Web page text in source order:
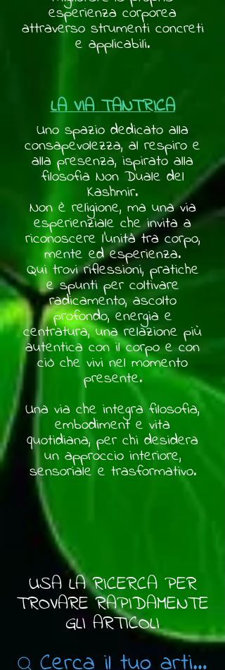
esperienza corporea
attraverso strumenti concreti
e applicabili.
LA VIA TANTRICA
Uno spazio dedicato alla
consapevolezza, al respiro e
alla presenza, ispirato alla
filosofia Non Duale del
Kashmir.
Non è religione, ma una via
esperienziale che invita a
riconoscere l'unità tra corpo,
mente ed esperienza.
Qui trovi riflessioni, pratiche
e spunti per coltivare
radicamento, ascolto
profondo, energia e
centratura, una relazione più
autentica con il corpo e con
ciò che vivi nel momento
presente.
Una via che integra filosofia,
embodiment e vita
quotidiana, per chi desidera
un approccio interiore,
sensoriale e trasformativo.
USA LA RICERCA PER
TROVARE RAPIDAMENTE
GLI ARTICOLI